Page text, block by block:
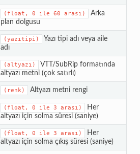
(float, 0 ile 60 arası)
Arka
plan dolgusu
(yazıtipi)
Yazı tipi adı veya aile
adı
(altyazı)
VTT/SubRip formatında
altyazı metni (çok satırlı)
(renk) Altyazı metni rengi
(float, 0 ile 3 arası)
Her
altyazı için solma süresi (saniye)
(float, 0 ile 3 arası)
Her
altyazı için solma çıkış süresi (saniye)